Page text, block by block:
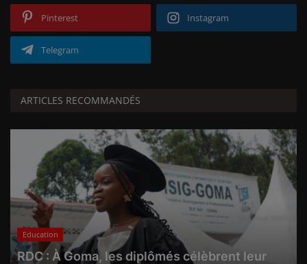
Pinterest Instagram
Telegram
ARTICLES RECOMMANDÉS
Education
RDC : À Goma, les diplômés célèbrent leur